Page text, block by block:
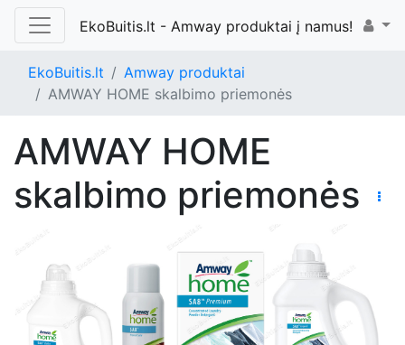
EkoBuitis.lt - Amway produktai į namus!
EkoBuitis.lt
Amway produktai
AMWAY HOME skalbimo priemonės
AMWAY HOME
skalbimo priemonės